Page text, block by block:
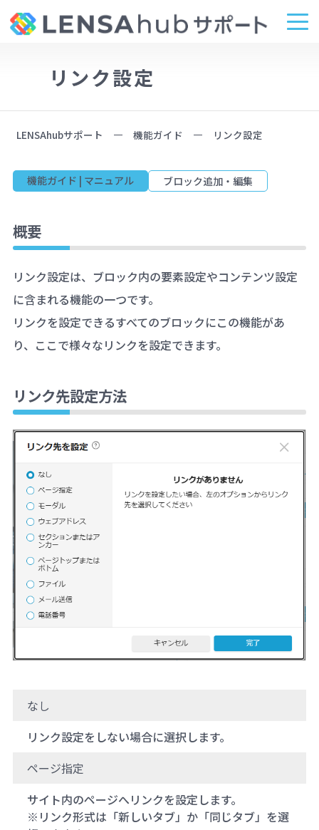
リンク設定
LENSAhubサポート 機能ガイド リンク設定
機能ガイド | マニュアル ブロック追加・編集
概要
リンク設定は、ブロック内の要素設定やコンテンツ設定
に含まれる機能の一つです。
リンクを設定できるすべてのブロックにこの機能があ
り、ここで様々なリンクを設定できます。
リンク先設定方法
なし
リンク設定をしない場合に選択します。
ページ指定
サイト内のページへリンクを設定します。
※リンク形式は「新しいタブ」か「同じタブ」を選